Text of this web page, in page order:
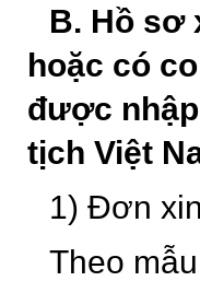
B. Hồ sơ
hoặc có
được
tịch Việt
1) Đơn
Theo